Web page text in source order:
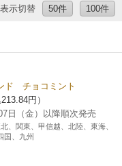
ョッピング
表示切替 50件 100件
ド チョコミント
円）
日（金）以降順次発売
、関東、甲信越、北陸、東海、
国、九州